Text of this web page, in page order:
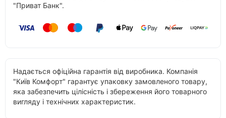
"Приват Банк".
Надається офіційна гарантія від виробника. Компанія
"Київ Комфорт" гарантує упаковку замовленого товару,
яка забезпечить цілісність і збереження його товарного
вигляду і технічних характеристик.